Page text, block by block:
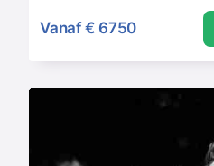
Vanaf € 6750